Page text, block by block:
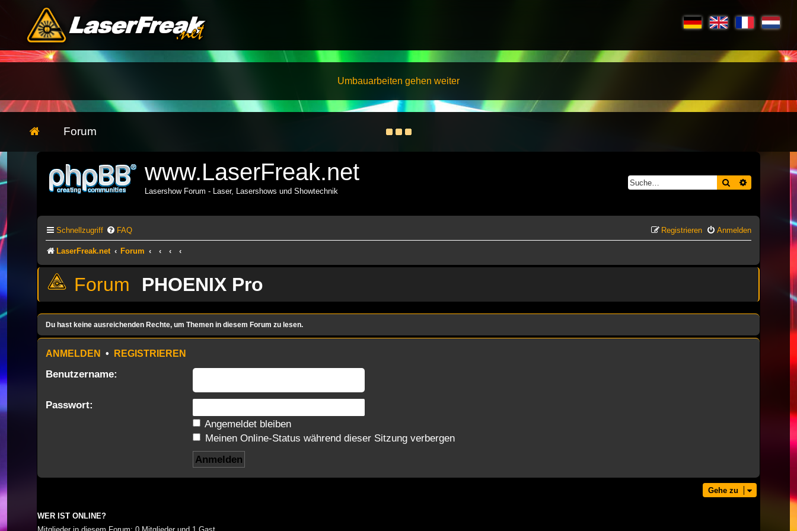
Umbauarbeiten gehen weiter
Forum
www.LaserFreak.net
Lasershow Forum - Laser, Lasershows und Showtechnik
Suche
Schnellzugriff FAQ Anmelden
Registrieren
LaserFreak.net Forum
PHOENIX Pro
Du hast keine ausreichenden Rechte, um Themen in diesem Forum zu lesen.
ANMELDEN • REGISTRIEREN
Benutzername:
Passwort:
Angemeldet bleiben
Meinen Online-Status während dieser Sitzung verbergen
Gehe zu
WER IST ONLINE?